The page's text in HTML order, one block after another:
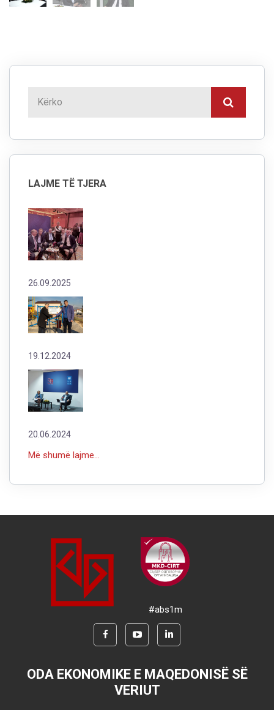
LAJME TË TJERA
26.09.2025
19.12.2024
20.06.2024
Më shumë lajme...
#abs1m
ODA EKONOMIKE E MAQEDONISË SË
VERIUT